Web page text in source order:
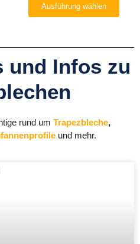
Ausführung wählen
der
Produktseite
werden
und Infos zu
rund um Trapezbleche,
und mehr.